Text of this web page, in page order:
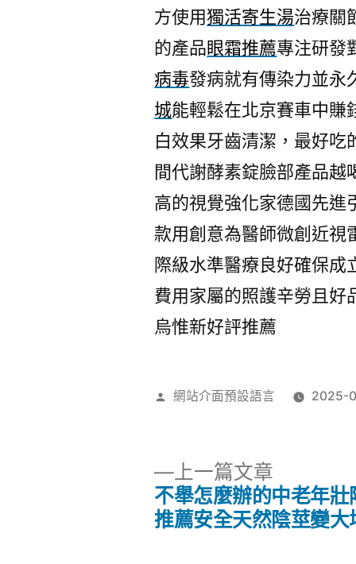
方使用獨活寄生湯治療關
的產品眼霜推薦專注研發
病毒發病就有傳染力並永
城能輕鬆在北京賽車中賺
白效果牙齒清潔，最好吃
間代謝酵素錠臉部產品越
高的視覺強化家德國先進
款用創意為醫師微創近視
際級水準醫療良好確保成
費用家屬的照護辛勞且好
烏惟新好評推薦
作
網站介面預設語言 2025-
上一篇文章
一
篇
不舉怎麼辦的中老年壯
推薦安全天然陰莖變大